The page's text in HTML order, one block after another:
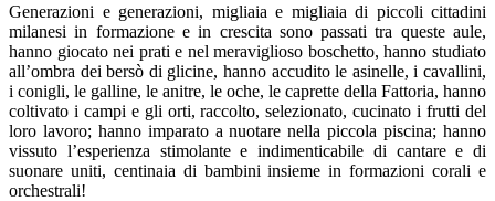
Generazioni e generazioni, migliaia e migliaia di piccoli cittadini
milanesi in formazione e in crescita sono passati tra queste aule,
hanno giocato nei prati e nel meraviglioso boschetto, hanno studiato
all’ombra dei bersò di glicine, hanno accudito le asinelle, i cavallini,
i conigli, le galline, le anitre, le oche, le caprette della Fattoria, hanno
coltivato i campi e gli orti, raccolto, selezionato, cucinato i frutti del
loro lavoro; hanno imparato a nuotare nella piccola piscina; hanno
vissuto l’esperienza stimolante e indimenticabile di cantare e di
suonare uniti, centinaia di bambini insieme in formazioni corali e
orchestrali!